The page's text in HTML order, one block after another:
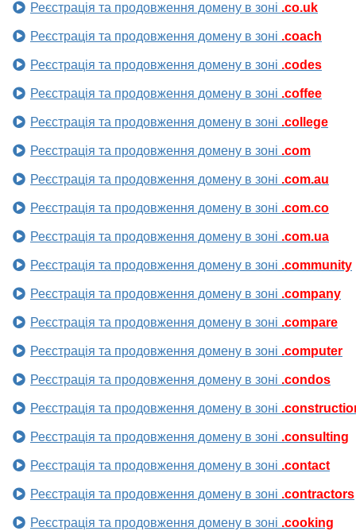
Реєстрація та продовження домену в зоні .co.uk
Реєстрація та продовження домену в зоні .coach
Реєстрація та продовження домену в зоні .codes
Реєстрація та продовження домену в зоні .coffee
Реєстрація та продовження домену в зоні .college
Реєстрація та продовження домену в зоні .com
Реєстрація та продовження домену в зоні .com.au
Реєстрація та продовження домену в зоні .com.co
Реєстрація та продовження домену в зоні .com.ua
Реєстрація та продовження домену в зоні .community
Реєстрація та продовження домену в зоні .company
Реєстрація та продовження домену в зоні .compare
Реєстрація та продовження домену в зоні .computer
Реєстрація та продовження домену в зоні .condos
Реєстрація та продовження домену в зоні
Реєстрація та продовження домену в зоні .consulting
Реєстрація та продовження домену в зоні .contact
Реєстрація та продовження домену в зоні .contractors
Реєстрація та продовження домену в зоні .cooking